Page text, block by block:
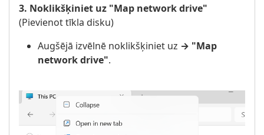
3. Noklikšķiniet uz "Map network drive"
(Pievienot tīkla disku)
Augšējā izvēlnē noklikšķiniet uz → "Map
network drive".